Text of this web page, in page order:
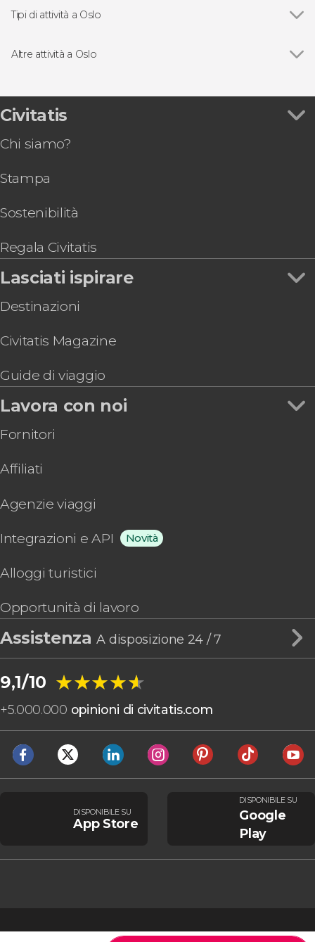
Tipi di attività a Oslo
Giri in barca
Altre attività a Oslo
Oslo Pass
Escursione alle isole di Lindøya e Hovedøya
Biglietti per The Viking Planet
Tour di 8 giorni nel sud della Norvegia
Civitatis
Chi siamo?
Stampa
Sostenibilità
Regala Civitatis
Lasciati ispirare
Destinazioni
Civitatis Magazine
Guide di viaggio
Lavora con noi
Fornitori
Affiliati
Agenzie viaggi
Integrazioni e API Novità
Alloggi turistici
Opportunità di lavoro
AssistenzaA disposizione 24 / 7
9,1/10 ★★★★★
★★★★★
+5.000.000 opinioni di civitatis.com
DISPONIBILE SU
App Store
DISPONIBILE SU
Google
Play